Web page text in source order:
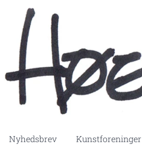
Nyhedsbrev Kunstforeninger